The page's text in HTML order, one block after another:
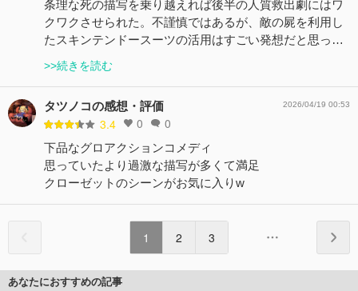
条理な死の描写を乗り越えれば後半の人質救出劇にはワ
クワクさせられた。不謹慎ではあるが、敵の屍を利用し
たスキンテンドースーツの活用はすごい発想だと思っ…
>>続きを読む
タツノコの感想・評価
3.4 0 0
2026/04/19 00:53
下品なグロアクションコメディ
思っていたより過激な描写が多くて満足
クローゼットのシーンがお気に入りw
1 2 3
あなたにおすすめの記事